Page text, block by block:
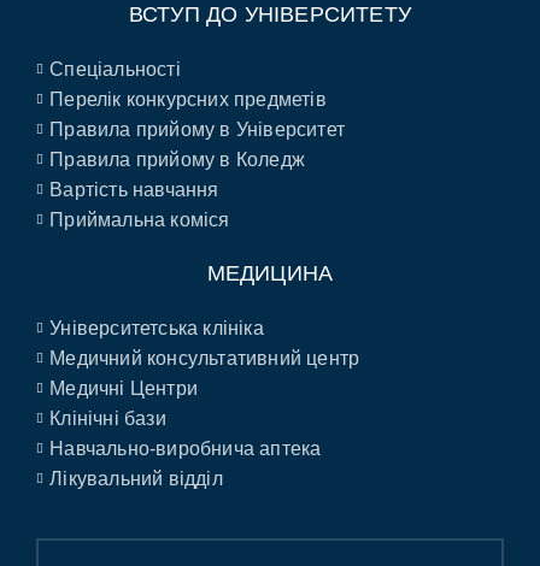
ВСТУП ДО УНІВЕРСИТЕТУ
Спеціальності
Перелік конкурсних предметів
Правила прийому в Університет
Правила прийому в Коледж
Вартість навчання
Приймальна коміся
МЕДИЦИНА
Університетська клініка
Медичний консультативний центр
Медичні Центри
Клінічні бази
Навчально-виробнича аптека
Лікувальний відділ